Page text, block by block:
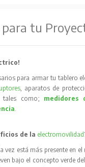
tu
para armar tu tablero
, aparatos de
tales como; medidores
.
de la electromovilidad
vez está más presente en
bajo el concepto verde